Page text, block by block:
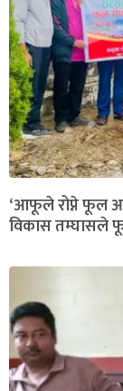
‘आफूले रोप्ने फूल
विकास तम्घासले